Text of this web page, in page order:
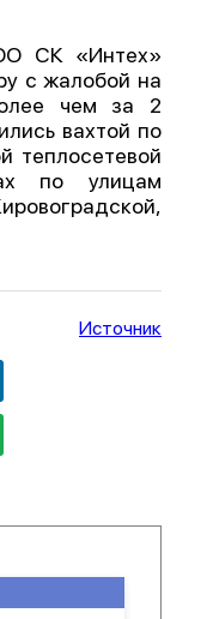
СК «Интех»
с жалобой на
чем за 2
вахтой по
теплосетевой
по улицам
Источник